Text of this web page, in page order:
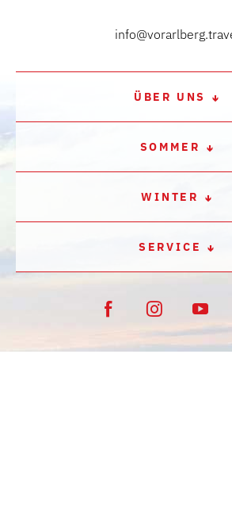
ÜBER UNS
SOMMER
WINTER
SERVICE